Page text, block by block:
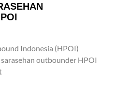
Indonesia (HPOI)
outbounder HPOI